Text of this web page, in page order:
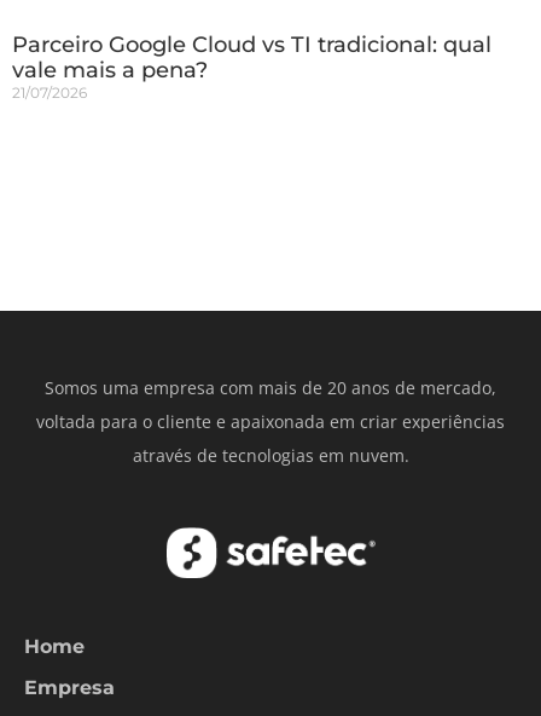
Parceiro Google Cloud vs TI tradicional: qual
vale mais a pena?
21/07/2026
Somos uma empresa com mais de 20 anos de mercado,
voltada para o cliente e apaixonada em criar experiências
através de tecnologias em nuvem.
Home
Empresa